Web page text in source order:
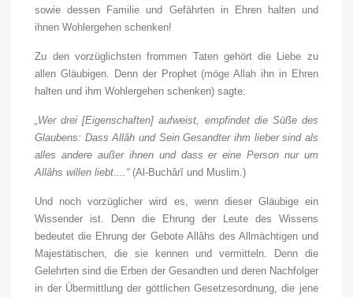
sowie dessen Familie und Gefährten in Ehren halten und
ihnen Wohlergehen schenken!
Zu den vorzüglichsten frommen Taten gehört die Liebe zu
allen Gläubigen. Denn der Prophet (möge Allah ihn in Ehren
halten und ihm Wohlergehen schenken) sagte:
„Wer drei [Eigenschaften] aufweist, empfindet die Süße des
Glaubens: Dass Allâh und Sein Gesandter ihm lieber sind als
alles andere außer ihnen und dass er eine Person nur um
Allâhs willen liebt....“(Al-Buchârî und Muslim.)
Und noch vorzüglicher wird es, wenn dieser Gläubige ein
Wissender ist. Denn die Ehrung der Leute des Wissens
bedeutet die Ehrung der Gebote Allâhs des Allmächtigen und
Majestätischen, die sie kennen und vermitteln. Denn die
Gelehrten sind die Erben der Gesandten und deren Nachfolger
in der Übermittlung der göttlichen Gesetzesordnung, die jene